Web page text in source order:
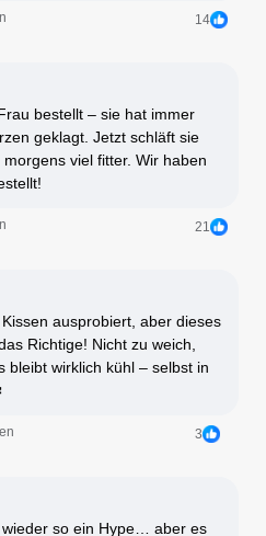
14
bestellt – sie hat immer
geklagt. Jetzt schläft sie
viel fitter. Wir haben
21
ausprobiert, aber dieses
Richtige! Nicht zu weich,
bleibt wirklich kühl – selbst in
3
so ein Hype… aber es